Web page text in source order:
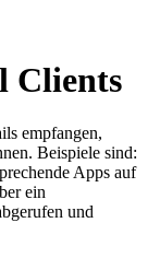
Clients
empfangen,
Beispiele sind:
Apps auf
ein
und